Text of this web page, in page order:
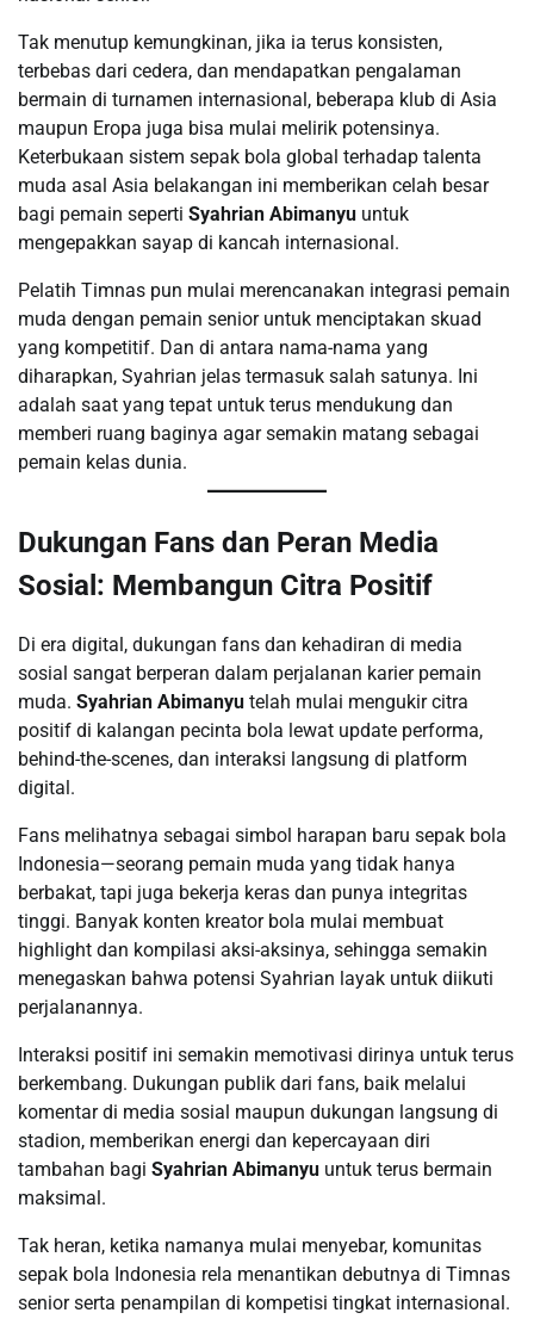
Tak menutup kemungkinan, jika ia terus konsisten,
terbebas dari cedera, dan mendapatkan pengalaman
bermain di turnamen internasional, beberapa klub di Asia
maupun Eropa juga bisa mulai melirik potensinya.
Keterbukaan sistem sepak bola global terhadap talenta
muda asal Asia belakangan ini memberikan celah besar
bagi pemain seperti Syahrian Abimanyu untuk
mengepakkan sayap di kancah internasional.
Pelatih Timnas pun mulai merencanakan integrasi pemain
muda dengan pemain senior untuk menciptakan skuad
yang kompetitif. Dan di antara nama-nama yang
diharapkan, Syahrian jelas termasuk salah satunya. Ini
adalah saat yang tepat untuk terus mendukung dan
memberi ruang baginya agar semakin matang sebagai
pemain kelas dunia.
Dukungan Fans dan Peran Media
Sosial: Membangun Citra Positif
Di era digital, dukungan fans dan kehadiran di media
sosial sangat berperan dalam perjalanan karier pemain
muda. Syahrian Abimanyu telah mulai mengukir citra
positif di kalangan pecinta bola lewat update performa,
behind-the-scenes, dan interaksi langsung di platform
digital.
Fans melihatnya sebagai simbol harapan baru sepak bola
Indonesia—seorang pemain muda yang tidak hanya
berbakat, tapi juga bekerja keras dan punya integritas
tinggi. Banyak konten kreator bola mulai membuat
highlight dan kompilasi aksi-aksinya, sehingga semakin
menegaskan bahwa potensi Syahrian layak untuk diikuti
perjalanannya.
Interaksi positif ini semakin memotivasi dirinya untuk terus
berkembang. Dukungan publik dari fans, baik melalui
komentar di media sosial maupun dukungan langsung di
stadion, memberikan energi dan kepercayaan diri
tambahan bagi Syahrian Abimanyu untuk terus bermain
maksimal.
Tak heran, ketika namanya mulai menyebar, komunitas
sepak bola Indonesia rela menantikan debutnya di Timnas
senior serta penampilan di kompetisi tingkat internasional.